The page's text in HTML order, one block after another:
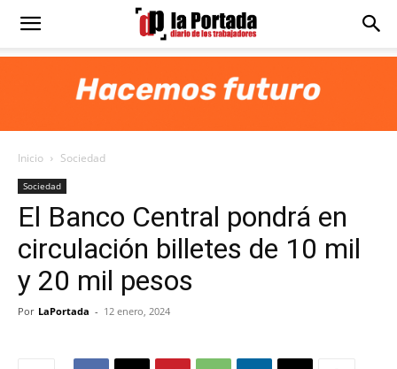
Diario
Portada
Inicio Sociedad
Sociedad
El Banco Central pondrá en
circulación billetes de 10 mil
y 20 mil pesos
Por LaPortada - 12 enero, 2024